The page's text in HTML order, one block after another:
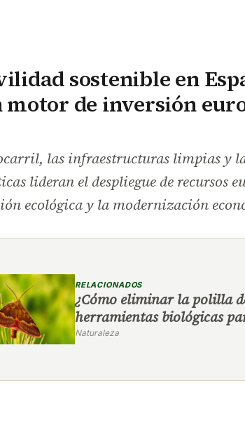
sostenible en
motor de inversión
las infraestructuras limpias y
lideran el despliegue de recursos
ecológica y la modernización
RELACIONADOS
¿Cómo eliminar la polilla
herramientas biológicas
Naturaleza